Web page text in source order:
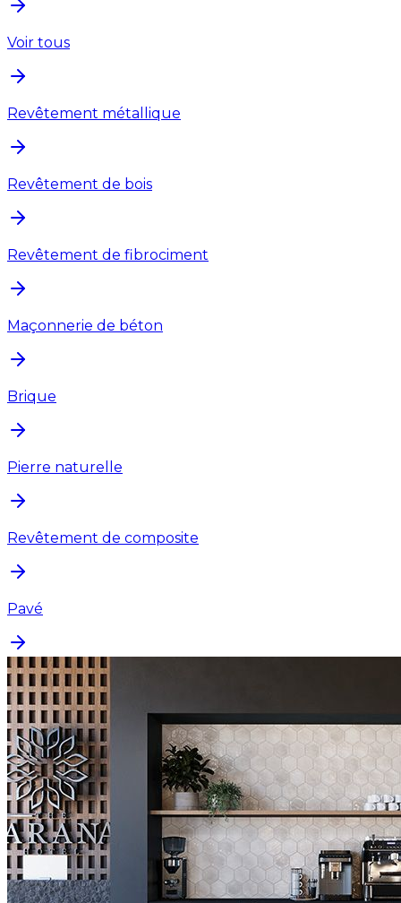
Voir tous
Revêtement métallique
Revêtement de bois
Revêtement de fibrociment
Maçonnerie de béton
Brique
Pierre naturelle
Revêtement de composite
Pavé